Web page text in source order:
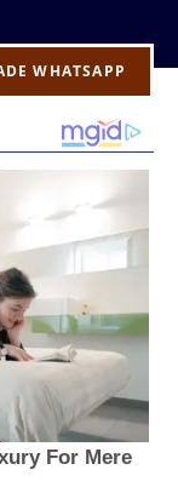
WHATSAPP